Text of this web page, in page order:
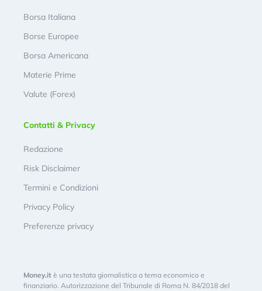
Borsa Italiana
Borse Europee
Borsa Americana
Materie Prime
Valute (Forex)
Contatti & Privacy
Redazione
Risk Disclaimer
Termini e Condizioni
Privacy Policy
Preferenze privacy
Money.it è una testata giornalistica a tema economico e
finanziario. Autorizzazione del Tribunale di Roma N. 84/2018 del